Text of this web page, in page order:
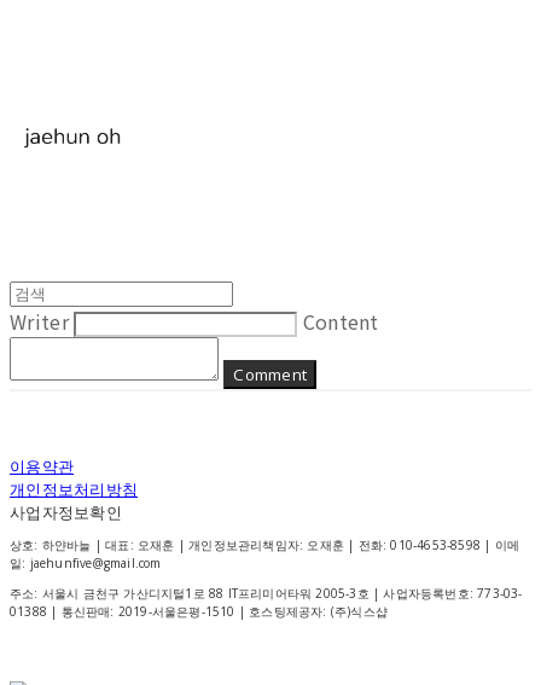
Writer Content
Comment
이용약관
개인정보처리방침
사업자정보확인
상호: 하얀바늘 | 대표: 오재훈 | 개인정보관리책임자: 오재훈 | 전화: 010-4653-8598 | 이메
일: jaehunfive@gmail.com
주소: 서울시 금천구 가산디지털1로 88 IT프리미어타워 2005-3호 | 사업자등록번호:773-03-
01388 | 통신판매: 2019-서울은평-1510 | 호스팅제공자: (주)식스샵